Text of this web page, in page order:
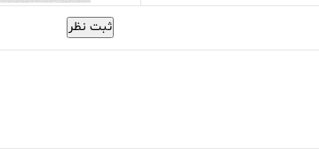
ثبت نظر